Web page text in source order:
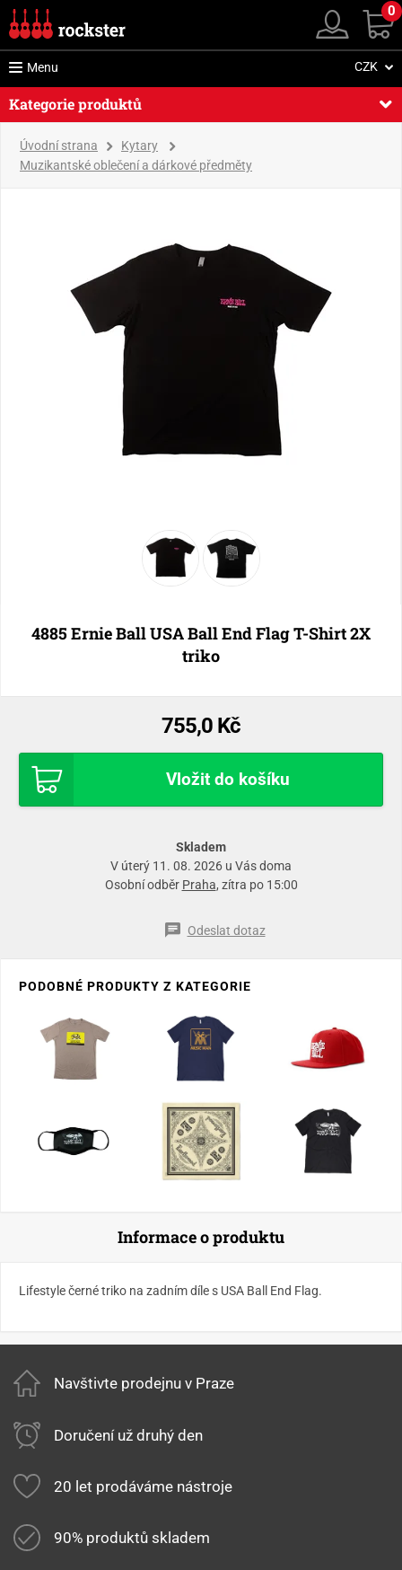
0
Menu CZK
Kategorie produktů
Úvodní strana
Kytary
Muzikantské oblečení a dárkové předměty
4885 Ernie Ball USA Ball End Flag T-Shirt 2X
triko
755,0 Kč
Vložit do košíku
Skladem
V úterý 11. 08. 2026 u Vás doma
Osobní odběr Praha, zítra po 15:00
Odeslat dotaz
PODOBNÉ PRODUKTY Z KATEGORIE
Informace o produktu
Lifestyle černé triko na zadním díle s USA Ball End Flag.
Navštivte prodejnu v Praze
Doručení už druhý den
20 let prodáváme nástroje
90% produktů skladem